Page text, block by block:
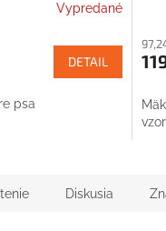
Vypredané
DETAIL
psa
Diskusia